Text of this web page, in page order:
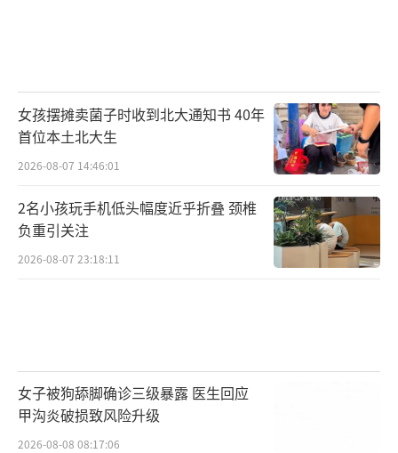
女孩摆摊卖菌子时收到北大通知书 40年
首位本土北大生
2026-08-07 14:46:01
2名小孩玩手机低头幅度近乎折叠 颈椎
负重引关注
2026-08-07 23:18:11
女子被狗舔脚确诊三级暴露 医生回应
甲沟炎破损致风险升级
2026-08-08 08:17:06